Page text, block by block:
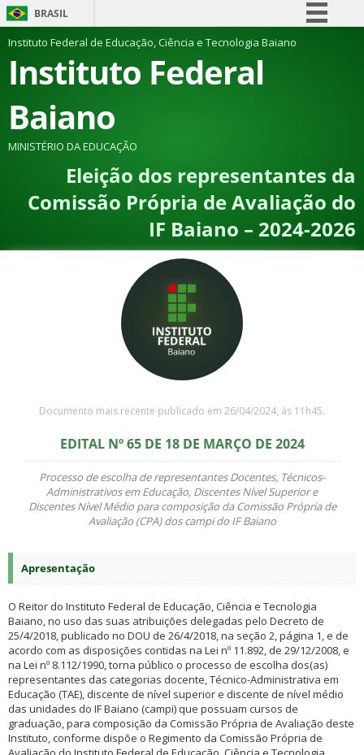
BRASIL
Simplifique!
Comunica BR
Canais
Instituto Federal de Educação, Ciência e Tecnologia Baiano
Instituto Federal
Baiano
MINISTÉRIO DA EDUCAÇÃO
Eleição dos representantes da
Comissão Própria de Avaliação do
IF Baiano – 2024-2026
Documento mais recente publicado em 26/04/2024, às 11h45.
EDITAL Nº 65 DE 18 DE MARÇO DE 2024
Processo de escolha de representantes Docentes, Técnicos-
Administrativos em Educação, Discentes Nível Superior e
Discentes Nível Médio para composição da Comissão Própria de
Avaliação (CPA) dos campi do IF Baiano
Apresentação
O Reitor do Instituto Federal de Educação, Ciência e Tecnologia
Baiano, no uso das suas atribuições delegadas pelo Decreto de
25/4/2018, publicado no DOU de 26/4/2018, na seção 2, página 1, e de
acordo com as disposições contidas na Lei nº 11.892, de 29/12/2008, e
na Lei nº 8.112/1990, torna público o processo de escolha dos(as)
representantes das categorias docente, Técnico-Administrativa em
Educação (TAE), discente de nível superior e discente de nível médio
das unidades do IF Baiano (campi) que possuam cursos de
graduação, para composição da Comissão Própria de Avaliação deste
Instituto, conforme dispõe o Regimento da Comissão Própria de